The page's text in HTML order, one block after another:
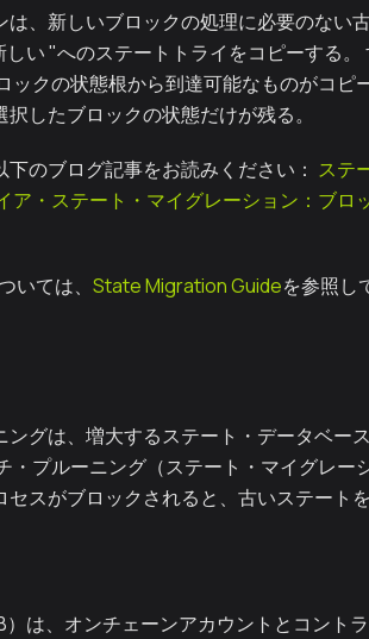
、新しいブロックの処理に必要のない
い "へのステートトライをコピーする
ックの状態根から到達可能なものがコピ
したブロックの状態だけが残る。
のブログ記事をお読みください： ステ
ア・ステート・マイグレーション：ブロ
いては、 State Migration Guideを参照し
グは、増大するステート・データベー
・プルーニング（ステート・マイグレー
スがブロックされると、古いステート
は、オンチェーンアカウントとコント